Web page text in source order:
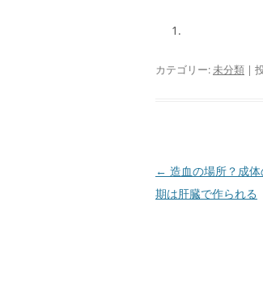
カテゴリー:未分類 |
投
稿
← 造血の場所？成
期は肝臓で作られる